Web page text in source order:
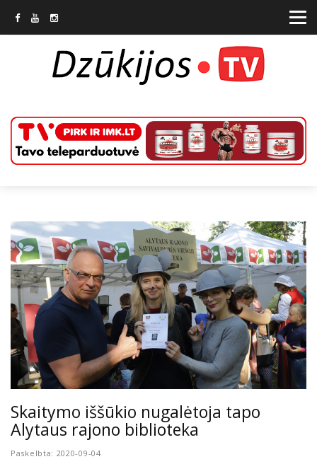
Skaitymo iššūkio nugalėtoja tapo
Alytaus rajono biblioteka
Paskelbta: 2020-09-04